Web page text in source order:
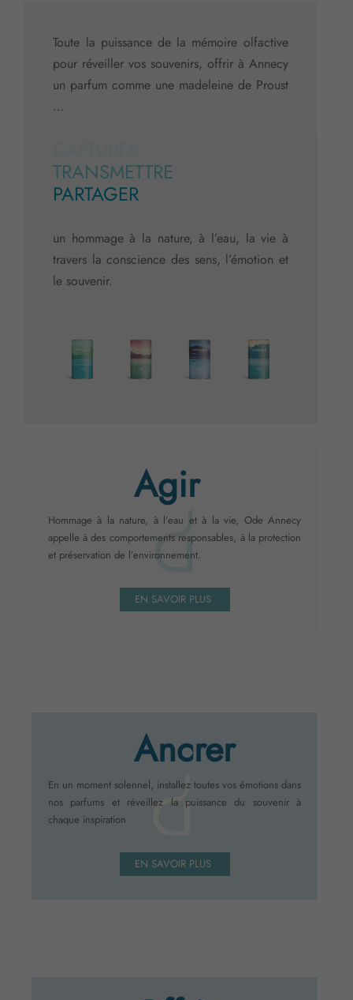
Toute la puissance de la mémoire olfactive
pour réveiller vos souvenirs, offrir à Annecy
un parfum comme une madeleine de Proust
…
TRANSMETTRE
PARTAGER
un hommage à la nature, à l’eau, la vie à
travers la conscience des sens, l’émotion et
le souvenir.
Agir
Hommage à la nature, à l’eau et à la vie, Ode Annecy
appelle à des comportements responsables, à la protection
et préservation de l’environnement.
EN SAVOIR PLUS
Ancrer
En un moment solennel, installez toutes vos émotions dans
nos parfums et réveillez la puissance du souvenir à
chaque inspiration
EN SAVOIR PLUS